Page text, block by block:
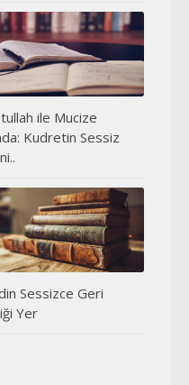
ile Mucize
Kudretin Sessiz
Sessizce Geri
Yer